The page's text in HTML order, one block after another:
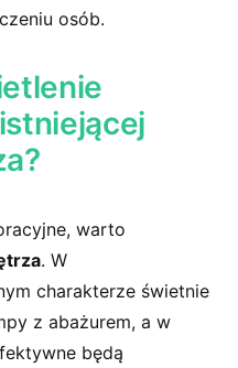
osób.
warto⁣
.⁤ W
charakterze świetnie
z abażurem, a w
będą